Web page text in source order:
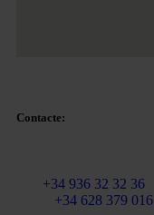
Contacte:
+34 936 32 32 36
+34 628 379 016